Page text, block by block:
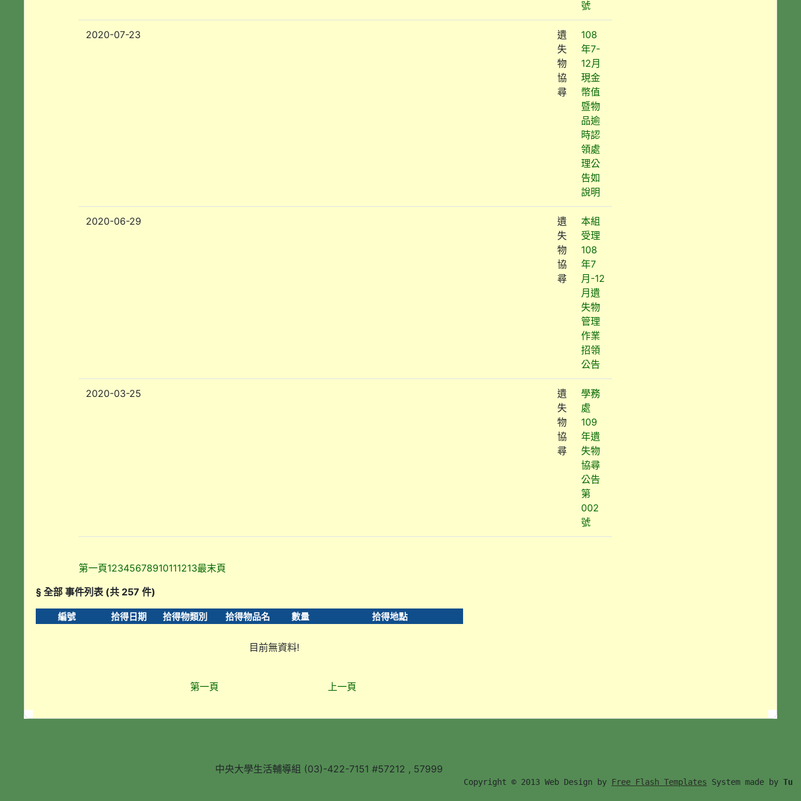
號
2020-07-23
遺
失
物
協
尋
108
年7-
12月
現金
幣值
暨物
品逾
時認
領處
理公
告如
說明
2020-06-29
遺
失
物
協
尋
本組
受理
108
年7
月-12
月遺
失物
管理
作業
招領
公告
2020-03-25
遺
失
物
協
尋
學務
處
109
年遺
失物
協尋
公告
第
002
號
第一頁12345678910111213最末頁
§ 全部 事件列表 (共 257 件)
編號 拾得日期 拾得物類別 拾得物品名 數量 拾得地點
目前無資料!
第一頁 上一頁
中央大學生活輔導組 (03)-422-7151 #57212 , 57999
        Copyright © 2013 Web Design by
Free Flash Templates System made by Tu